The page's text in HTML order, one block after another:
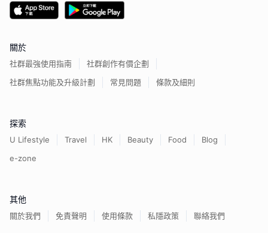
關於
社群最強使用指南
社群創作有價企劃
社群焦點功能及升級計劃
常見問題 條款及細則
探索
U Lifestyle Travel HK Beauty Food
Blog
e-zone
其他
關於我們 免責聲明 使用條款 私隱政策 聯絡我們